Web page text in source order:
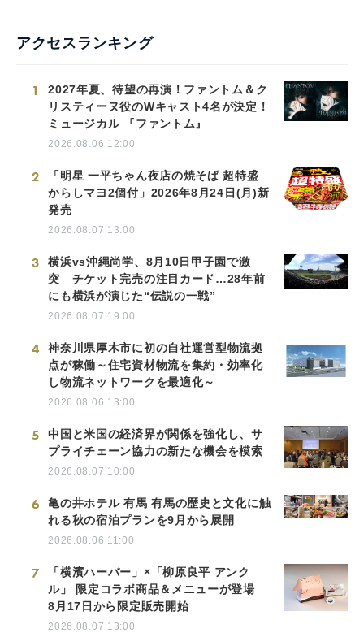
アクセスランキング
1
2027年夏、待望の再演！ファントム＆ク
リスティーヌ役のWキャスト4名が決定！
ミュージカル 『ファントム』
2026.08.06 12:00
2
「明星 一平ちゃん夜店の焼そば 超特盛
からしマヨ2個付」2026年8月24日(月)新
発売
2026.08.07 13:00
3
横浜vs沖縄尚学、8月10日甲子園で激
突 チケット完売の注目カード…28年前
にも横浜が演じた“伝説の一戦”
2026.08.07 19:00
4
神奈川県厚木市に初の自社運営型物流拠
点が稼働～住宅資材物流を集約・効率化
し物流ネットワークを最適化～
2026.08.06 13:00
5
中国と米国の経済界が関係を強化し、サ
プライチェーン協力の新たな機会を模索
2026.08.07 10:00
6
亀の井ホテル 有馬 有馬の歴史と文化に触
れる秋の宿泊プランを9月から展開
2026.08.06 11:00
7
「横濱ハーバー」×「柳原良平 アンク
ル」 限定コラボ商品＆メニューが登場
8月17日から限定販売開始
2026.08.07 13:00